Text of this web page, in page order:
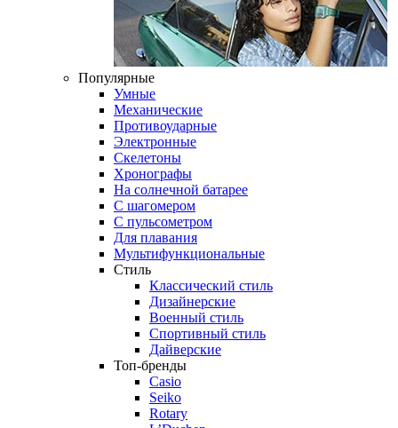
Популярные
Умные
Механические
Противоударные
Электронные
Скелетоны
Хронографы
На солнечной батарее
С шагомером
С пульсометром
Для плавания
Мультифункциональные
Стиль
Классический стиль
Дизайнерские
Военный стиль
Спортивный стиль
Дайверские
Топ-бренды
Casio
Seiko
Rotary